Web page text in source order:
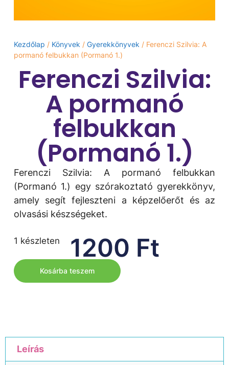
Kezdőlap / Könyvek / Gyerekkönyvek / Ferenczi Szilvia: A
pormanó felbukkan (Pormanó 1.)
Ferenczi Szilvia:
A pormanó
felbukkan
(Pormanó 1.)
Ferenczi Szilvia: A pormanó felbukkan
(Pormanó 1.) egy szórakoztató gyerekkönyv,
amely segít fejleszteni a képzelőerőt és az
olvasási készségeket.
1200 Ft
1 készleten
Kosárba teszem
Leírás